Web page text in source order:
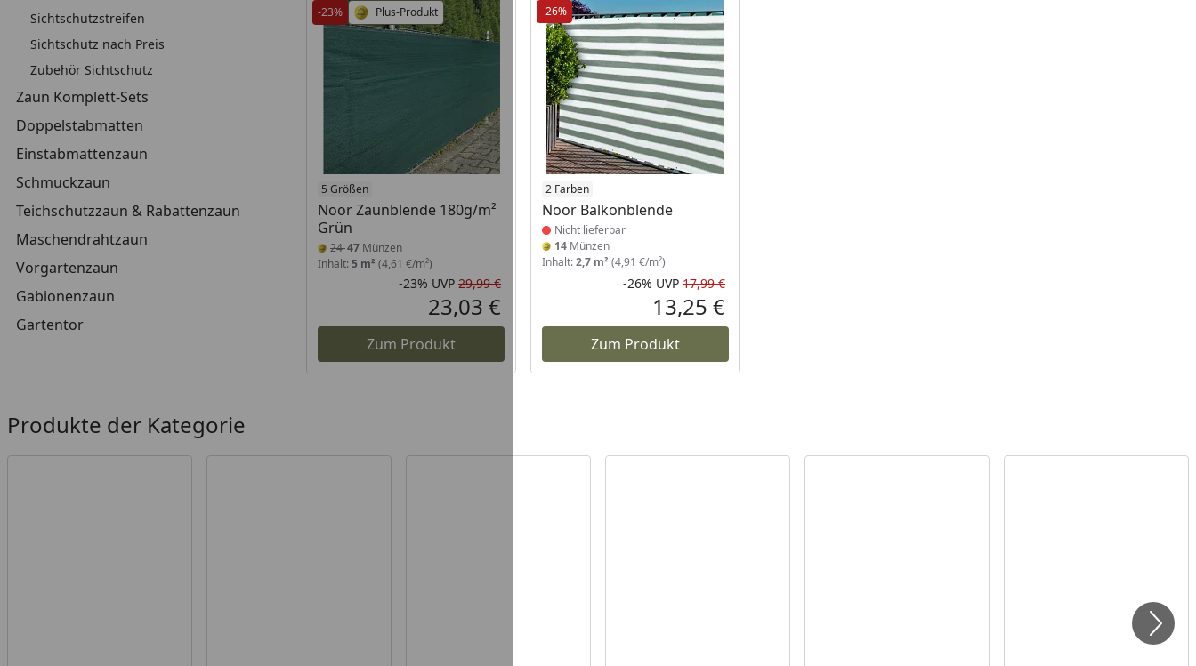
Sichtschutzstreifen
Sichtschutz nach Preis
Zubehör Sichtschutz
Zaun Komplett-Sets
Doppelstabmatten
Einstabmattenzaun
Schmuckzaun
Teichschutzzaun & Rabattenzaun
Maschendrahtzaun
Vorgartenzaun
Gabionenzaun
Gartentor
-23% Plus-Produkt
5 Größen
Noor Zaunblende 180g/m²
Grün
2447 Münzen
Inhalt: 5 m² (4,61 €/m²)
Rabatt in Prozent
-23%
Ursprünglicher Preis
UVP 29,99 €
Aktueller Preis
23,03 €
Zum Produkt
-26%
2 Farben
Noor Balkonblende
Produkt nicht lieferbar
Nicht lieferbar
14 Münzen
Inhalt:2,7 m² (4,91 €/m²)
Rabatt in Prozent
-26%
Ursprünglicher Preis
UVP 17,99 €
Aktueller Preis
13,25 €
Zum Produkt
Produkte der Kategorie